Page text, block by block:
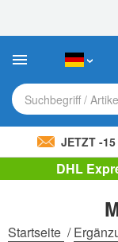
Sie:
Website
ein Suchbegriff /
JETZT -15
DHL
Startseite /